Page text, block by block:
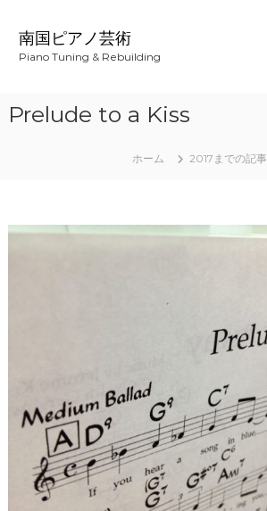
ス
南国ピアノ芸術
Piano Tuning & Rebuilding
Prelude to a Kiss
ホーム 2017までの記事